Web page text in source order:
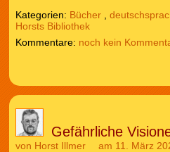
Kategorien: Bücher,
Horsts Bibliothek
noch kein
Gefährliche
von Horst Illmer am 11. März